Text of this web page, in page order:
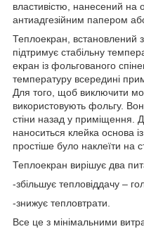
властивістю, нанесений на
антиадгезійним папером
Теплоекран, встановлений
підтримує стабільну
екран із фольгованого
температуру всередині
Для того, щоб виключити
використовують фольгу.
стіни назад у приміщення.
наноситься клейка основа
простіше було наклеїти на
Теплоекран вирішує два
-збільшує тепловіддачу –
-знижує тепловтрати.
Все це з мінімальними